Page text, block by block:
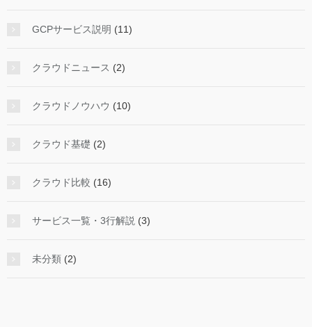
GCPサービス説明 (11)
クラウドニュース (2)
クラウドノウハウ (10)
クラウド基礎 (2)
クラウド比較 (16)
サービス一覧・3行解説 (3)
未分類 (2)